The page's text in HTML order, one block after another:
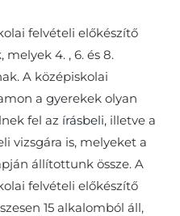
felvételi előkészítő
4. , 6. és 8.
A középiskolai
a gyerekek olyan
fel az írásbeli, illetve a
vizsgára is, melyeket a
állítottunk össze. A
felvételi előkészítő
15 alkalomból áll,